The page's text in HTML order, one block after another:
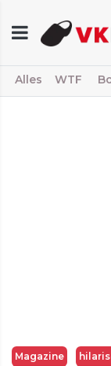
Alles WTF
Magazine